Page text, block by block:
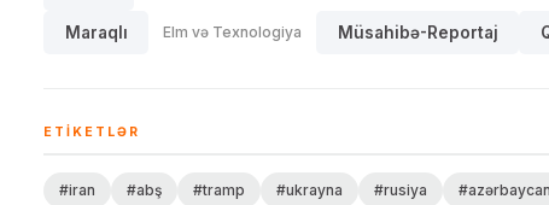
Maraqlı Elm və Texnologiya Müsahibə-Reportaj
ETIKETLƏR
#iran #abş #tramp #ukrayna #rusiya #azərbaycan